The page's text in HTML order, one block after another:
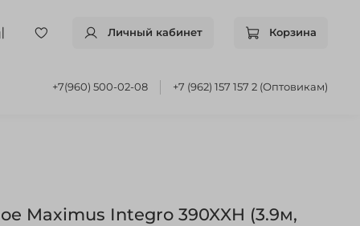
Личный кабинет Корзина
+7(960) 500-02-08 +7 (962) 157 157 2 (Оптовикам)
Maximus Integro 390XXH (3.9м,